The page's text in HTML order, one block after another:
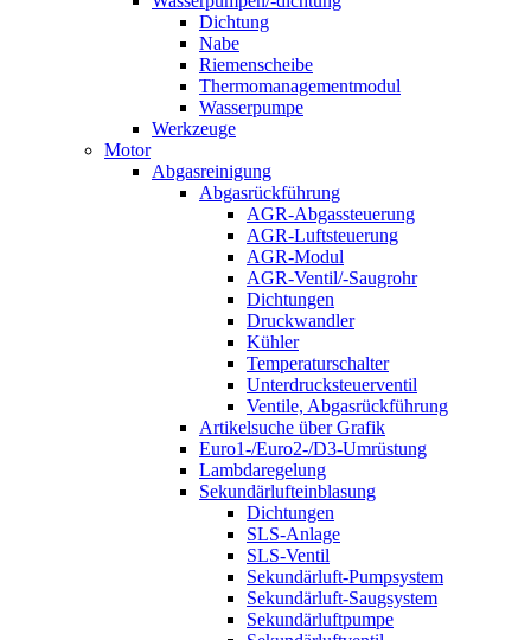
Dichtung
Nabe
Riemenscheibe
Thermomanagementmodul
Wasserpumpe
Werkzeuge
Motor
Abgasreinigung
Abgasrückführung
AGR-Abgassteuerung
AGR-Luftsteuerung
AGR-Modul
AGR-Ventil/-Saugrohr
Dichtungen
Druckwandler
Kühler
Temperaturschalter
Unterdrucksteuerventil
Ventile, Abgasrückführung
Artikelsuche über Grafik
Euro1-/Euro2-/D3-Umrüstung
Lambdaregelung
Sekundärlufteinblasung
Dichtungen
SLS-Anlage
SLS-Ventil
Sekundärluft-Pumpsystem
Sekundärluft-Saugsystem
Sekundärluftpumpe